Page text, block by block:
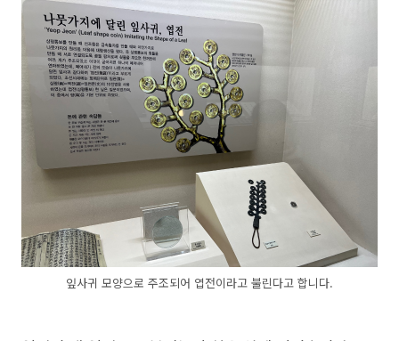
잎사귀 모양으로 주조되어 엽전이라고 불린다고 합니다.